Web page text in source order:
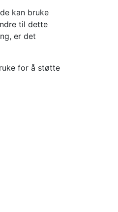
kan bruke
til dette
er det
for å støtte